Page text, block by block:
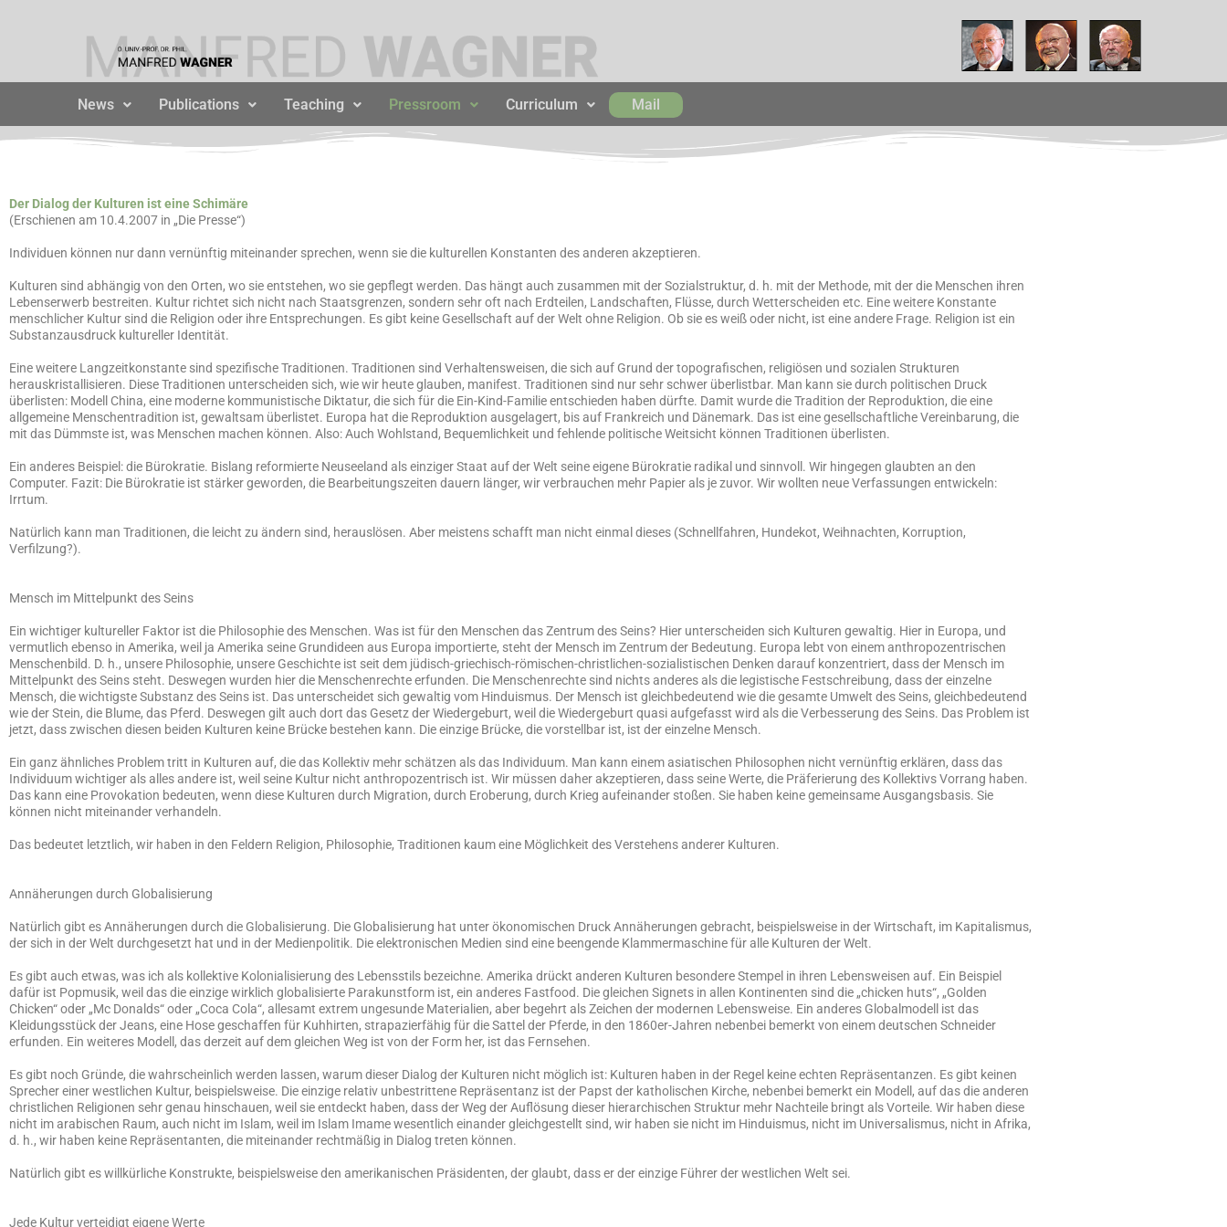
News Publications Teaching Pressroom Curriculum Mail
Der Dialog der Kulturen ist eine Schimäre
(Erschienen am 10.4.2007 in „Die Presse“)
Individuen können nur dann vernünftig miteinander sprechen, wenn sie die kulturellen Konstanten des anderen akzeptieren.
Kulturen sind abhängig von den Orten, wo sie entstehen, wo sie gepflegt werden. Das hängt auch zusammen mit der Sozialstruktur, d. h. mit der Methode, mit der die Menschen ihren
Lebenserwerb bestreiten. Kultur richtet sich nicht nach Staatsgrenzen, sondern sehr oft nach Erdteilen, Landschaften, Flüsse, durch Wetterscheiden etc. Eine weitere Konstante
menschlicher Kultur sind die Religion oder ihre Entsprechungen. Es gibt keine Gesellschaft auf der Welt ohne Religion. Ob sie es weiß oder nicht, ist eine andere Frage. Religion ist ein
Substanzausdruck kultureller Identität.
Eine weitere Langzeitkonstante sind spezifische Traditionen. Traditionen sind Verhaltensweisen, die sich auf Grund der topografischen, religiösen und sozialen Strukturen
herauskristallisieren. Diese Traditionen unterscheiden sich, wie wir heute glauben, manifest. Traditionen sind nur sehr schwer überlistbar. Man kann sie durch politischen Druck
überlisten: Modell China, eine moderne kommunistische Diktatur, die sich für die Ein-Kind-Familie entschieden haben dürfte. Damit wurde die Tradition der Reproduktion, die eine
allgemeine Menschentradition ist, gewaltsam überlistet. Europa hat die Reproduktion ausgelagert, bis auf Frankreich und Dänemark. Das ist eine gesellschaftliche Vereinbarung, die
mit das Dümmste ist, was Menschen machen können. Also: Auch Wohlstand, Bequemlichkeit und fehlende politische Weitsicht können Traditionen überlisten.
Ein anderes Beispiel: die Bürokratie. Bislang reformierte Neuseeland als einziger Staat auf der Welt seine eigene Bürokratie radikal und sinnvoll. Wir hingegen glaubten an den
Computer. Fazit: Die Bürokratie ist stärker geworden, die Bearbeitungszeiten dauern länger, wir verbrauchen mehr Papier als je zuvor. Wir wollten neue Verfassungen entwickeln:
Irrtum.
Natürlich kann man Traditionen, die leicht zu ändern sind, herauslösen. Aber meistens schafft man nicht einmal dieses (Schnellfahren, Hundekot, Weihnachten, Korruption,
Verfilzung?).
Mensch im Mittelpunkt des Seins
Ein wichtiger kultureller Faktor ist die Philosophie des Menschen. Was ist für den Menschen das Zentrum des Seins? Hier unterscheiden sich Kulturen gewaltig. Hier in Europa, und
vermutlich ebenso in Amerika, weil ja Amerika seine Grundideen aus Europa importierte, steht der Mensch im Zentrum der Bedeutung. Europa lebt von einem anthropozentrischen
Menschenbild. D. h., unsere Philosophie, unsere Geschichte ist seit dem jüdisch-griechisch-römischen-christlichen-sozialistischen Denken darauf konzentriert, dass der Mensch im
Mittelpunkt des Seins steht. Deswegen wurden hier die Menschenrechte erfunden. Die Menschenrechte sind nichts anderes als die legistische Festschreibung, dass der einzelne
Mensch, die wichtigste Substanz des Seins ist. Das unterscheidet sich gewaltig vom Hinduismus. Der Mensch ist gleichbedeutend wie die gesamte Umwelt des Seins, gleichbedeutend
wie der Stein, die Blume, das Pferd. Deswegen gilt auch dort das Gesetz der Wiedergeburt, weil die Wiedergeburt quasi aufgefasst wird als die Verbesserung des Seins. Das Problem ist
jetzt, dass zwischen diesen beiden Kulturen keine Brücke bestehen kann. Die einzige Brücke, die vorstellbar ist, ist der einzelne Mensch.
Ein ganz ähnliches Problem tritt in Kulturen auf, die das Kollektiv mehr schätzen als das Individuum. Man kann einem asiatischen Philosophen nicht vernünftig erklären, dass das
Individuum wichtiger als alles andere ist, weil seine Kultur nicht anthropozentrisch ist. Wir müssen daher akzeptieren, dass seine Werte, die Präferierung des Kollektivs Vorrang haben.
Das kann eine Provokation bedeuten, wenn diese Kulturen durch Migration, durch Eroberung, durch Krieg aufeinander stoßen. Sie haben keine gemeinsame Ausgangsbasis. Sie
können nicht miteinander verhandeln.
Das bedeutet letztlich, wir haben in den Feldern Religion, Philosophie, Traditionen kaum eine Möglichkeit des Verstehens anderer Kulturen.
Annäherungen durch Globalisierung
Natürlich gibt es Annäherungen durch die Globalisierung. Die Globalisierung hat unter ökonomischen Druck Annäherungen gebracht, beispielsweise in der Wirtschaft, im Kapitalismus,
der sich in der Welt durchgesetzt hat und in der Medienpolitik. Die elektronischen Medien sind eine beengende Klammermaschine für alle Kulturen der Welt.
Es gibt auch etwas, was ich als kollektive Kolonialisierung des Lebensstils bezeichne. Amerika drückt anderen Kulturen besondere Stempel in ihren Lebensweisen auf. Ein Beispiel
dafür ist Popmusik, weil das die einzige wirklich globalisierte Parakunstform ist, ein anderes Fastfood. Die gleichen Signets in allen Kontinenten sind die „chicken huts“, „Golden
Chicken“ oder „Mc Donalds“ oder „Coca Cola“, allesamt extrem ungesunde Materialien, aber begehrt als Zeichen der modernen Lebensweise. Ein anderes Globalmodell ist das
Kleidungsstück der Jeans, eine Hose geschaffen für Kuhhirten, strapazierfähig für die Sattel der Pferde, in den 1860er-Jahren nebenbei bemerkt von einem deutschen Schneider
erfunden. Ein weiteres Modell, das derzeit auf dem gleichen Weg ist von der Form her, ist das Fernsehen.
Es gibt noch Gründe, die wahrscheinlich werden lassen, warum dieser Dialog der Kulturen nicht möglich ist: Kulturen haben in der Regel keine echten Repräsentanzen. Es gibt keinen
Sprecher einer westlichen Kultur, beispielsweise. Die einzige relativ unbestrittene Repräsentanz ist der Papst der katholischen Kirche, nebenbei bemerkt ein Modell, auf das die anderen
christlichen Religionen sehr genau hinschauen, weil sie entdeckt haben, dass der Weg der Auflösung dieser hierarchischen Struktur mehr Nachteile bringt als Vorteile. Wir haben diese
nicht im arabischen Raum, auch nicht im Islam, weil im Islam Imame wesentlich einander gleichgestellt sind, wir haben sie nicht im Hinduismus, nicht im Universalismus, nicht in Afrika,
d. h., wir haben keine Repräsentanten, die miteinander rechtmäßig in Dialog treten können.
Natürlich gibt es willkürliche Konstrukte, beispielsweise den amerikanischen Präsidenten, der glaubt, dass er der einzige Führer der westlichen Welt sei.
Jede Kultur verteidigt eigene Werte